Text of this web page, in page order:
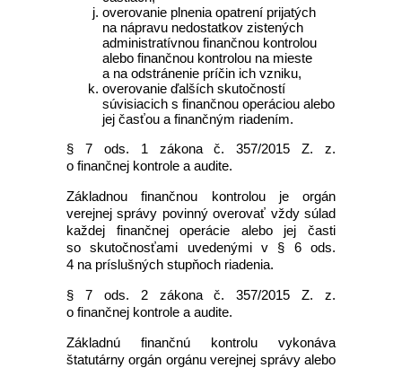
overovanie plnenia opatrení prijatých
na nápravu nedostatkov zistených
administratívnou finančnou kontrolou
alebo finančnou kontrolou na mieste
a na odstránenie príčin ich vzniku,
overovanie ďalších skutočností
súvisiacich s finančnou operáciou alebo
jej časťou a finančným riadením.
§ 7 ods. 1 zákona č. 357/2015 Z. z.
o finančnej kontrole a audite.
Základnou finančnou kontrolou je orgán
verejnej správy povinný overovať vždy súlad
každej finančnej operácie alebo jej časti
so skutočnosťami uvedenými v § 6 ods.
4 na príslušných stupňoch riadenia.
§ 7 ods. 2 zákona č. 357/2015 Z. z.
o finančnej kontrole a audite.
Základnú finančnú kontrolu vykonáva
štatutárny orgán orgánu verejnej správy alebo